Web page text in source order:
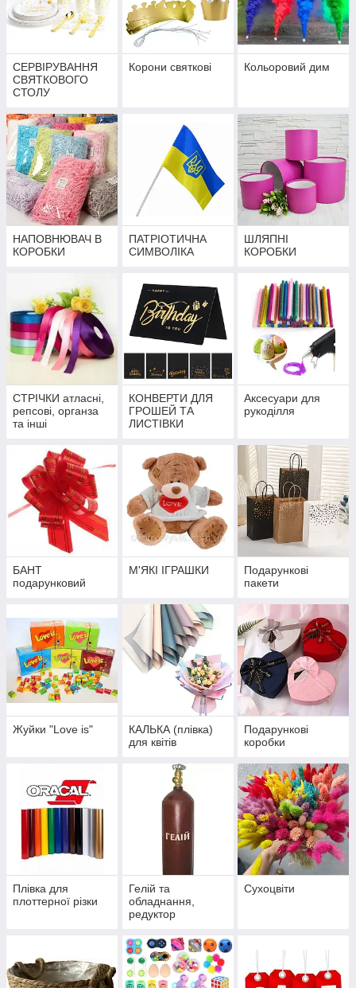
СЕРВІРУВАННЯ
СВЯТКОВОГО
СТОЛУ
Корони святкові Кольоровий дим
НАПОВНЮВАЧ В
КОРОБКИ
ПАТРІОТИЧНА
СИМВОЛІКА
ШЛЯПНІ
КОРОБКИ
СТРІЧКИ атласні,
репсові, органза
та інші
КОНВЕРТИ ДЛЯ
ГРОШЕЙ ТА
ЛИСТІВКИ
Аксесуари для
рукоділля
БАНТ
подарунковий
М'ЯКІ ІГРАШКИ
Подарункові
пакети
Жуйки "Love is"
КАЛЬКА (плівка)
для квітів
Подарункові
коробки
Плівка для
плоттерної різки
Гелій та
обладнання,
редуктор
Сухоцвіти